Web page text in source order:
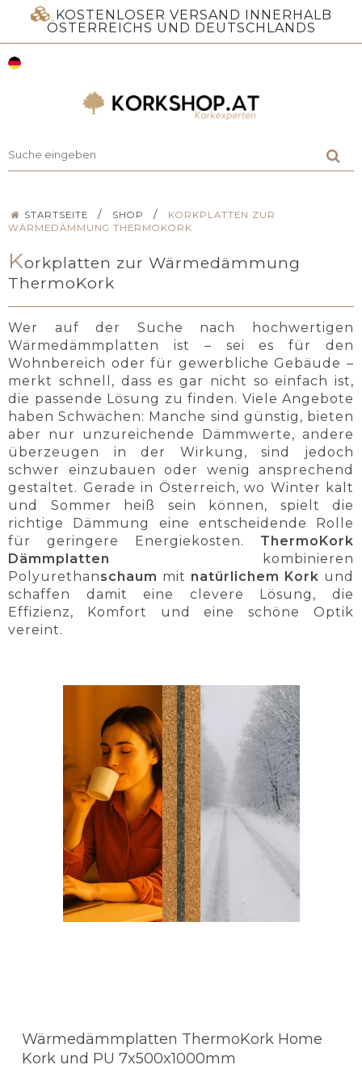
KOSTENLOSER VERSAND INNERHALB
ÖSTERREICHS UND DEUTSCHLANDS
STARTSEITE / SHOP /
KORKPLATTEN ZUR
WÄRMEDÄMMUNG THERMOKORK
Korkplatten zur Wärmedämmung
ThermoKork
Wer auf der Suche nach hochwertigen
Wärmedämmplatten ist – sei es für den
Wohnbereich oder für gewerbliche Gebäude –
merkt schnell, dass es gar nicht so einfach ist,
die passende Lösung zu finden. Viele Angebote
haben Schwächen: Manche sind günstig, bieten
aber nur unzureichende Dämmwerte, andere
überzeugen in der Wirkung, sind jedoch
schwer einzubauen oder wenig ansprechend
gestaltet. Gerade in Österreich, wo Winter kalt
und Sommer heiß sein können, spielt die
richtige Dämmung eine entscheidende Rolle
für geringere Energiekosten. ThermoKork
Dämmplatten
kombinieren
Polyurethanschaum mit natürlichem Kork und
schaffen damit eine clevere Lösung, die
Effizienz, Komfort und eine schöne Optik
vereint.
Wärmedämmplatten ThermoKork Home
Kork und PU 7x500x1000mm